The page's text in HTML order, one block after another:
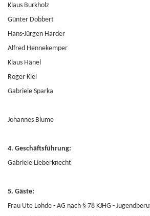
Klaus Burkholz
Günter Dobbert
Hans-Jürgen Harder
Alfred Hennekemper
Klaus Hänel
Roger Kiel
Gabriele Sparka
Johannes Blume
4. Geschäftsführung:
Gabriele Lieberknecht
5. Gäste:
Frau Ute Lohde - AG nach § 78 KJHG -